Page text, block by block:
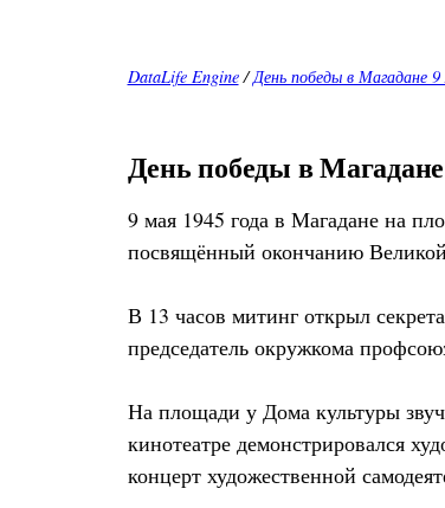
DataLife Engine/День победы в Магадане
День победы в Магадане
9 мая 1945 года в Магадане на
посвящённый окончанию
В 13 часов митинг открыл
председатель окружкома
На площади у Дома культуры
кинотеатре демонстрировался
концерт художественной